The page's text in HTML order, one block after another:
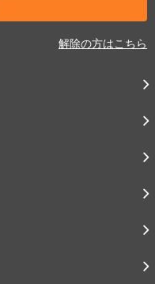
解除の方はこちら